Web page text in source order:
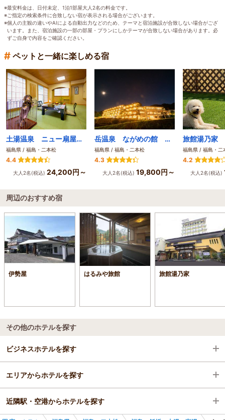
※最安料金は、日付未定、1泊1部屋大人2名の料金です。
※ご指定の検索条件に合致しない宿が表示される場合がございます。
※個人の主観の違いやAIによる自動出力などのため、テーマと宿泊施設が合致しない場合がござ
います。また、宿泊施設の一部の部屋・プランにしかテーマが合致しない場合があります。必
ずご自身で内容をご確認ください。
# ペットと一緒に楽しめる宿
土湯温泉 ニュー扇屋 源泉湯庵（8つの湯巡りと郷土料理の宿）
福島県 / 福島・二本松
4.4
大人2名(税込) 24,200円～
岳温泉 ながめの館 光雲閣
福島県 / 福島・二本松
4.3
大人2名(税込) 19,800円～
旅館湯乃家
福島県 / 福島・二
4.2
大人2名(税込)
周辺のおすすめ宿
伊勢屋 はるみや旅館 旅館湯乃家
その他のホテルを探す
ビジネスホテルを探す
福島県
福島・二本松
エリアからホテルを探す
福島県
近隣駅・空港からホテルを探す